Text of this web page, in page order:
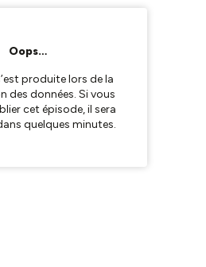
Oops…
produite lors de la
des données. Si vous
cet épisode, il sera
quelques minutes.